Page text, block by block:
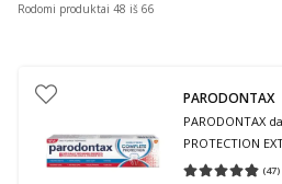
Rodomi produktai 48 iš 66
PARODONTAX
PARODONTAX
PROTECTION
(47)
Vidutinis